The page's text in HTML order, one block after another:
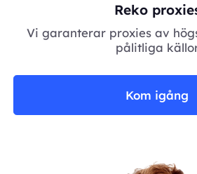
Reko
Vi garanterar proxies av
pålitliga
Kom igång